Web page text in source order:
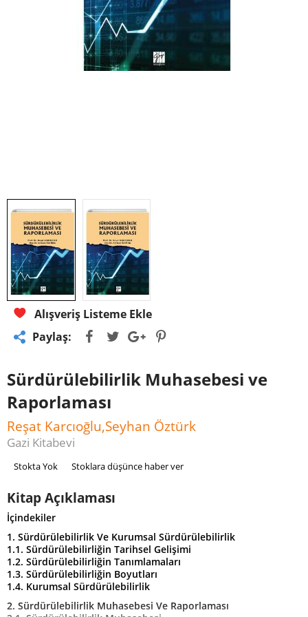
Alışveriş Listeme Ekle
Paylaş:
Sürdürülebilirlik Muhasebesi ve
Raporlaması
Reşat Karcıoğlu,Seyhan Öztürk
Gazi Kitabevi
Stokta Yok Stoklara düşünce haber ver
Kitap Açıklaması
İçindekiler
1. Sürdürülebilirlik Ve Kurumsal Sürdürülebilirlik
1.1. Sürdürülebilirliğin Tarihsel Gelişimi
1.2. Sürdürülebilirliğin Tanımlamaları
1.3. Sürdürülebilirliğin Boyutları
1.4. Kurumsal Sürdürülebilirlik
2. Sürdürülebilirlik Muhasebesi Ve Raporlaması